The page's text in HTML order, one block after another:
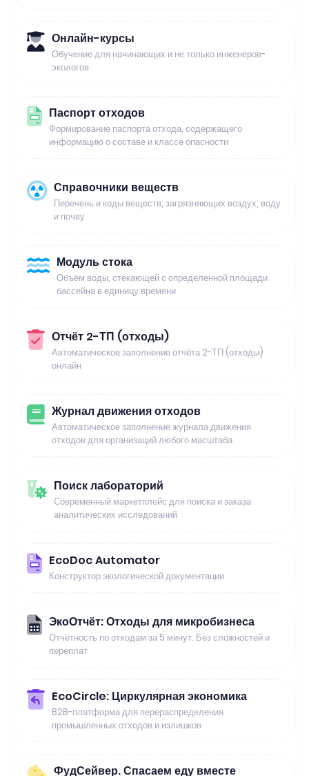
Онлайн-курсы
Обучение для начинающих и не только инженеров-
экологов
Паспорт отходов
Формирование паспорта отхода, содержащего
информацию о составе и классе опасности
Справочники веществ
Перечень и коды веществ, загрязняющих воздух, воду
и почву
Модуль стока
Объём воды, стекающей с определенной площади
бассейна в единицу времени
Отчёт 2-ТП (отходы)
Автоматическое заполнение отчёта 2-ТП (отходы)
онлайн
Журнал движения отходов
Автоматическое заполнение журнала движения
отходов для организаций любого масштаба
Поиск лабораторий
Современный маркетплейс для поиска и заказа
аналитических исследований
EcoDoc Automator
Конструктор экологической документации
ЭкоОтчёт: Отходы для микробизнеса
Отчётность по отходам за 5 минут. Без сложностей и
переплат
EcoCircle: Циркулярная экономика
B2B-платформа для перераспределения
промышленных отходов и излишков
ФудСейвер. Спасаем еду вместе